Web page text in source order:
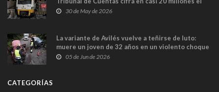
sobrecoste de los trenes que no cabían por los
30 de May de 2026
La variante de Avilés vuelve a teñirse de luto:
muere un joven de 32 años en un violento choque
frontal
05 de Jun de 2026
CATEGORÍAS